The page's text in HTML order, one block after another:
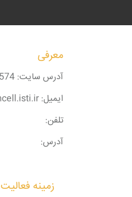
معرفی
آدرس سایت: http://isti.ir/index.aspx?siteid=9&pageid=15574
ایمیل: info@stemcell.isti.ir
تلفن:
آدرس:
زمینه فعالیت